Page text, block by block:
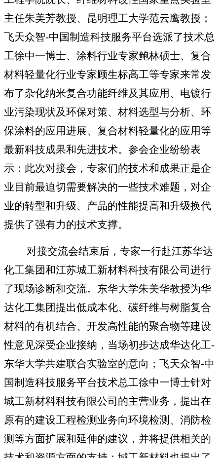
主任朱美芳教授、昆明理工大学范云鹰教授；
飞天众智-中国制造科技服务平台选派了技术总
工徐中一博士、涂料行业专家鲍林硕士、复合
材料轻量化行业专家顾生标高工等专家来常发
布了杂化纳米复合功能纤维及其应用、电镀行
业污染现状及环保对策、材料选型与分析、环
保涂料的应用进展、复合材料轻量化的应用等
最新科技成果和先进技术。参会企业纷纷表
示：此次对接会，专家们的技术和成果正是企
业目前最迫切需要解决的一些技术难题，对企
业的转型和升级、产品的性能提高和升级换代
提供了强有力的技术支撑。
对接交流会结束后，专家一行赴江苏华达
化工集团和江苏城工新材料科技有限公司进行
了现场诊断和交流。东华大学朱美华教授为华
达化工集团提出低成本化、碳纤维与树脂复合
材料的有机结合、开发高性能的聚合物等建设
性意见深受企业接纳，当场初步达成华达化工-
东华大学共建联合实验室的意向；飞天众智-中
国制造科技服务平台技术总工徐中一博士针对
城工新材料科技有限公司的主营业务，提出在
原有的建设工程检测业务向环境检测、消防检
测等方面扩展和延伸的建议，并将提供相关的